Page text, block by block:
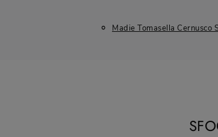
Madie Tomasella Cernusco